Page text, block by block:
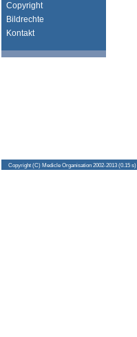
Copyright
Bildrechte
Kontakt
Copyright (C) Medicle Organisation 2002-2013 (0.15 s)